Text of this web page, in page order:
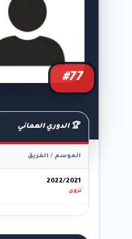
#77
🏆 الدوري العماني
الموسم / الفريق
2022/2021
نزوى